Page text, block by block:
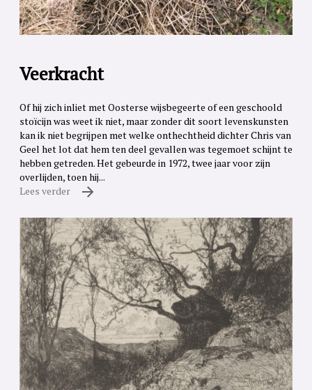
Veerkracht
Of hij zich inliet met Oosterse wijsbegeerte of een geschoold
stoïcijn was weet ik niet, maar zonder dit soort levenskunsten
kan ik niet begrijpen met welke onthechtheid dichter Chris van
Geel het lot dat hem ten deel gevallen was tegemoet schijnt te
hebben getreden. Het gebeurde in 1972, twee jaar voor zijn
overlijden, toen hij...
Lees verder